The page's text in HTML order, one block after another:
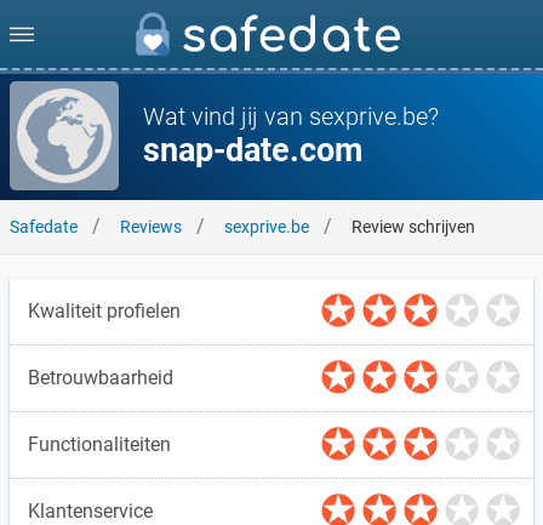
Wat vind jij van sexprive.be?
snap-date.com
Safedate Reviews sexprive.be Review schrijven
Kwaliteit profielen
Betrouwbaarheid
Functionaliteiten
Klantenservice